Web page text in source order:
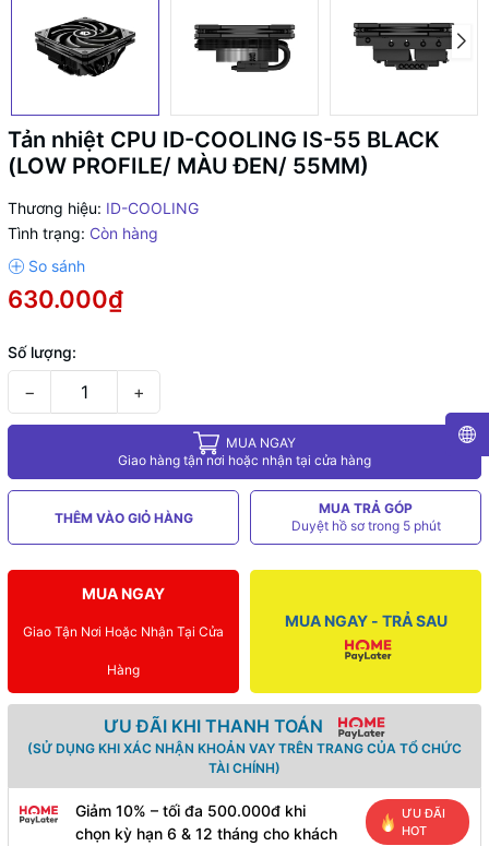
Tản nhiệt CPU ID-COOLING IS-55 BLACK
(LOW PROFILE/ MÀU ĐEN/ 55MM)
Thương hiệu: ID-COOLING
Tình trạng: Còn hàng
630.000₫
Số lượng:
− +
MUA NGAY
Giao hàng tận nơi hoặc nhận tại cửa hàng
THÊM VÀO GIỎ HÀNG
MUA TRẢ GÓP
Duyệt hồ sơ trong 5 phút
MUA NGAY
Giao Tận Nơi Hoặc Nhận Tại Cửa
Hàng
MUA NGAY - TRẢ SAU
ƯU ĐÃI KHI THANH TOÁN
(SỬ DỤNG KHI XÁC NHẬN KHOẢN VAY TRÊN TRANG CỦA TỔ CHỨC
TÀI CHÍNH)
Giảm 10% – tối đa 500.000đ khi
chọn kỳ hạn 6 & 12 tháng cho khách
ƯU ĐÃI
HOT